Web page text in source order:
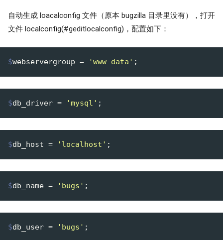
自动生成 loacalconfig 文件（原本 bugzilla 目录里没有），打开
文件 localconfig(#geditlocalconfig)，配置如下：
$webservergroup = 'www-data' ;
$db_driver = 'mysql' ;
$db_host = 'localhost' ;
$db_name = 'bugs' ;
$db_user = 'bugs' ;